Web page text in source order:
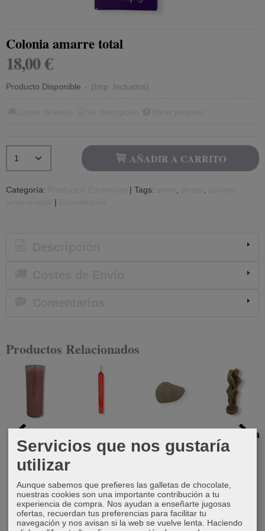
Colonia amarre total
18,00 €
Producto Disponible - (Imp. Incluidos)
AÑADIR A CARRITO
Categoría: | Tags:
|
Productos Relacionados
3,75 €
cm
rodado
cuarzo rosa
Vela pareja
de unión
9,00 €
Servicios que nos gustaría
utilizar
Aunque sabemos que prefieres las galletas de chocolate,
nuestras cookies son una importante contribución a tu
experiencia de compra. Nos ayudan a enseñarte jugosas
ofertas, recuerdan tus preferencias para facilitar tu
navegación y nos avisan si la web se vuelve lenta. Haciendo